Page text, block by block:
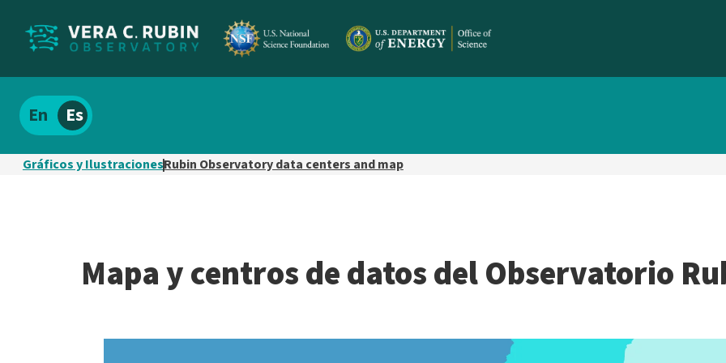
Localizar
el
contenido
Español
Gráficos y IlustracionesRubin Observatory data centers and map
Mapa y centros de datos del Observatorio